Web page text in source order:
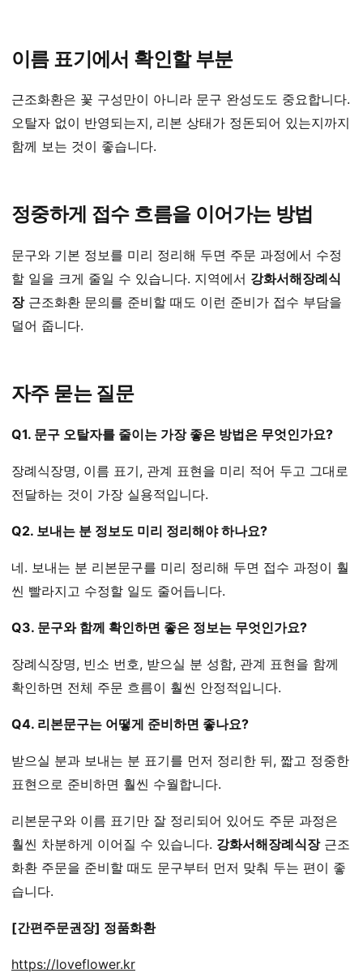
이름 표기에서 확인할 부분
근조화환은 꽃 구성만이 아니라 문구 완성도도 중요합니다.
오탈자 없이 반영되는지, 리본 상태가 정돈되어 있는지까지
함께 보는 것이 좋습니다.
정중하게 접수 흐름을 이어가는 방법
문구와 기본 정보를 미리 정리해 두면 주문 과정에서 수정
할 일을 크게 줄일 수 있습니다. 지역에서 강화서해장례식
장근조화환 문의를 준비할 때도 이런 준비가 접수 부담을
덜어 줍니다.
자주 묻는 질문
Q1. 문구 오탈자를 줄이는 가장 좋은 방법은 무엇인가요?
장례식장명, 이름 표기, 관계 표현을 미리 적어 두고 그대로
전달하는 것이 가장 실용적입니다.
Q2. 보내는 분 정보도 미리 정리해야 하나요?
네. 보내는 분 리본문구를 미리 정리해 두면 접수 과정이 훨
씬 빨라지고 수정할 일도 줄어듭니다.
Q3. 문구와 함께 확인하면 좋은 정보는 무엇인가요?
장례식장명, 빈소 번호, 받으실 분 성함, 관계 표현을 함께
확인하면 전체 주문 흐름이 훨씬 안정적입니다.
Q4. 리본문구는 어떻게 준비하면 좋나요?
받으실 분과 보내는 분 표기를 먼저 정리한 뒤, 짧고 정중한
표현으로 준비하면 훨씬 수월합니다.
리본문구와 이름 표기만 잘 정리되어 있어도 주문 과정은
훨씬 차분하게 이어질 수 있습니다. 강화서해장례식장근조
화환 주문을 준비할 때도 문구부터 먼저 맞춰 두는 편이 좋
습니다.
[간편주문권장] 정품화환
https://loveflower.kr